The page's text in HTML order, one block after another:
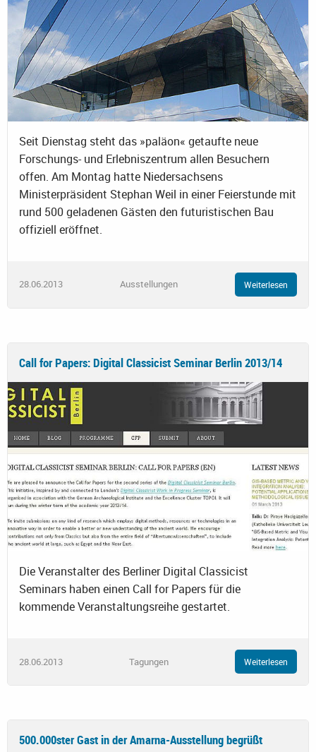
Seit Dienstag steht das »paläon« getaufte neue
Forschungs- und Erlebniszentrum allen Besuchern
offen. Am Montag hatte Niedersachsens
Ministerpräsident Stephan Weil in einer Feierstunde mit
rund 500 geladenen Gästen den futuristischen Bau
offiziell eröffnet.
28.06.2013 Ausstellungen Weiterlesen
Call for Papers: Digital Classicist Seminar Berlin 2013/14
Die Veranstalter des Berliner Digital Classicist
Seminars haben einen Call for Papers für die
kommende Veranstaltungsreihe gestartet.
28.06.2013 Tagungen Weiterlesen
500.000ster Gast in der Amarna-Ausstellung begrüßt